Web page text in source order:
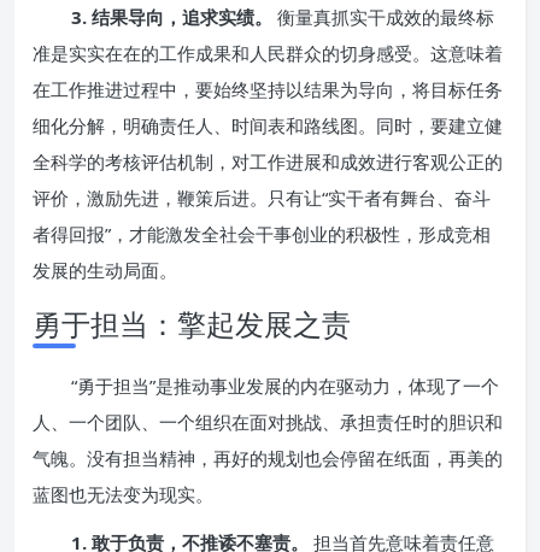
3. 结果导向，追求实绩。
衡量真抓实干成效的最终标
准是实实在在的工作成果和人民群众的切身感受。这意味着
在工作推进过程中，要始终坚持以结果为导向，将目标任务
细化分解，明确责任人、时间表和路线图。同时，要建立健
全科学的考核评估机制，对工作进展和成效进行客观公正的
评价，激励先进，鞭策后进。只有让“实干者有舞台、奋斗
者得回报”，才能激发全社会干事创业的积极性，形成竞相
发展的生动局面。
勇于担当：擎起发展之责
“勇于担当”是推动事业发展的内在驱动力，体现了一个
人、一个团队、一个组织在面对挑战、承担责任时的胆识和
气魄。没有担当精神，再好的规划也会停留在纸面，再美的
蓝图也无法变为现实。
1. 敢于负责，不推诿不塞责。
担当首先意味着责任意